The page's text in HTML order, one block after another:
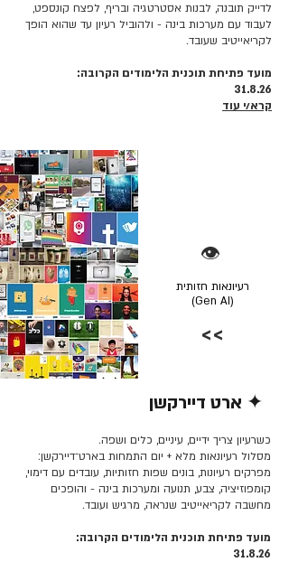
לדייק תובנה, לבנות אסטרטגיה ובריף, לפצח קונספט,
לעבוד עם מערכות בינה - ולהוביל רעיון עד שהוא הופך
לקריאייטיב שעובד.
מועד פתיחת תוכנית הלימודים הקרובה:
31.8.26
קרא/י עוד
👁️
רעיונאות חזותית
(Gen AI)
>>
✦ ארט דיירקשן
כשרעיון צריך ידיים, עיניים, כלים ושפה.
מסלול רעיונאות מלא + יום התמחות בארט־דיירקשן:
מפרקים רעיונות, בונים שפות חזותיות, עובדים עם דימוי,
קומפוזיציה, צבע, תנועה ומערכות בינה - והופכים
מחשבה לקריאייטיב שנראה, מרגיש ועובד.
מועד פתיחת תוכנית הלימודים הקרובה:
31.8.26